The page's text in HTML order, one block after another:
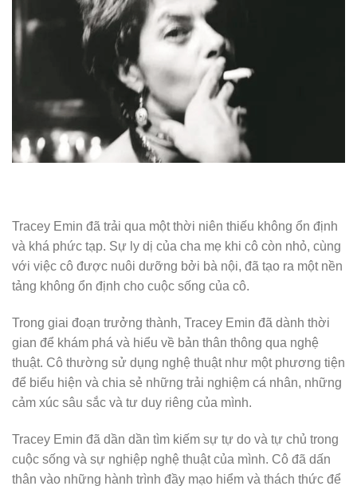
Tracey Emin đã trải qua một thời niên thiếu không ổn định
và khá phức tạp. Sự ly dị của cha mẹ khi cô còn nhỏ, cùng
với việc cô được nuôi dưỡng bởi bà nội, đã tạo ra một nền
tảng không ổn định cho cuộc sống của cô.
Trong giai đoạn trưởng thành, Tracey Emin đã dành thời
gian để khám phá và hiểu về bản thân thông qua nghệ
thuật. Cô thường sử dụng nghệ thuật như một phương tiện
để biểu hiện và chia sẻ những trải nghiệm cá nhân, những
cảm xúc sâu sắc và tư duy riêng của mình.
Tracey Emin đã dần dần tìm kiếm sự tự do và tự chủ trong
cuộc sống và sự nghiệp nghệ thuật của mình. Cô đã dấn
thân vào những hành trình đầy mạo hiểm và thách thức để